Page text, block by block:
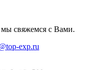
мы свяжемся с Вами.
exp.ru